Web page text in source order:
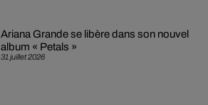
31 juillet 2026
Ariana Grande se libère dans son nouvel
album « Petals »